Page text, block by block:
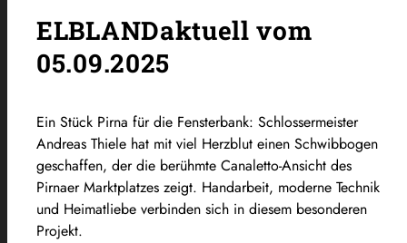
ELBLANDaktuell vom
05.09.2025
Ein Stück Pirna für die Fensterbank: Schlossermeister
Andreas Thiele hat mit viel Herzblut einen Schwibbogen
geschaffen, der die berühmte Canaletto-Ansicht des
Pirnaer Marktplatzes zeigt. Handarbeit, moderne Technik
und Heimatliebe verbinden sich in diesem besonderen
Projekt.